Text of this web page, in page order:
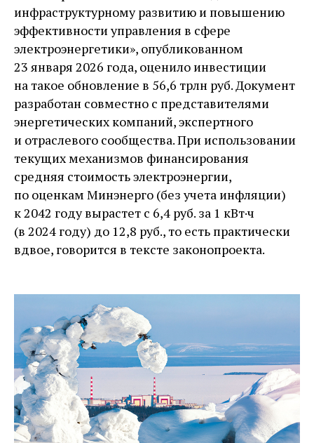
инфраструктурному развитию и повышению
эффективности управления в сфере
электроэнергетики», опубликованном
23 января 2026 года, оценило инвестиции
на такое обновление в 56,6 трлн руб. Документ
разработан совместно с представителями
энергетических компаний, экспертного
и отраслевого сообщества. При использовании
текущих механизмов финансирования
средняя стоимость электроэнергии,
по оценкам Минэнерго (без учета инфляции)
к 2042 году вырастет с 6,4 руб. за 1 кВт·ч
(в 2024 году) до 12,8 руб., то есть практически
вдвое, говорится в тексте законопроекта.